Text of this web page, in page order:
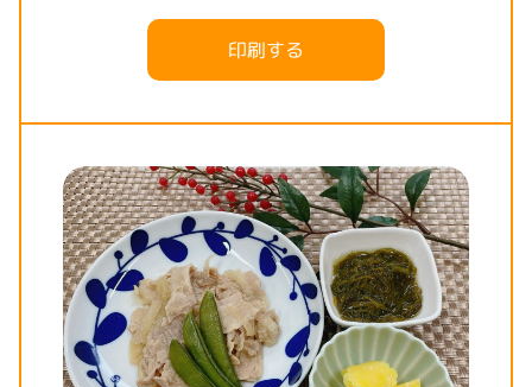
印刷する